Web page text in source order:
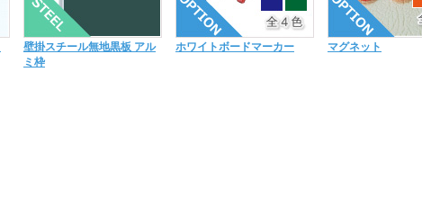
壁掛スチール無地黒板 アル
ミ枠
ホワイトボードマーカー マグネット